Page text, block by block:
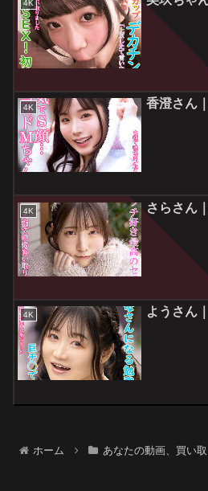
4K
4K 香澄さん
4K さらさん
4K ようさん
ホーム あなたの動画、買い取